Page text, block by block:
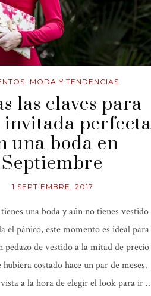
, MODA Y TENDENCIAS
las claves para
invitada perfecta
una boda en
Septiembre
1 SEPTIEMBRE, 2017
una boda y aún no tienes vestido
el pánico, este momento es ideal para
pedazo de vestido a la mitad de precio
costado hace un par de meses.
a la hora de elegir el look para ir